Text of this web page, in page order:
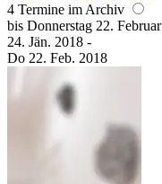
4 Termine im Archiv
bis Donnerstag 22. Februar
24. Jän. 2018 -
Do 22. Feb. 2018